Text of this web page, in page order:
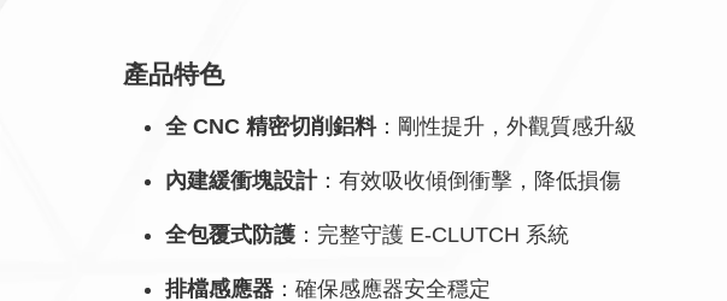
產品特色
全 CNC 精密切削鋁料：剛性提升，外觀質感升級
內建緩衝塊設計：有效吸收傾倒衝擊，降低損傷
全包覆式防護 ：完整守護 E-CLUTCH 系統
排檔感應器 ：確保感應器安全穩定